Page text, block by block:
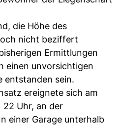
die Höhe des
nicht beziffert
Ermittlungen
einen unvorsichtigen
entstanden sein.
ereignete sich am
22 Uhr, an der
einer Garage unterhalb